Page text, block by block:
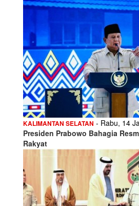
KALIMANTAN SELATAN - Rabu, 14
Presiden Prabowo Bahagia
Rakyat